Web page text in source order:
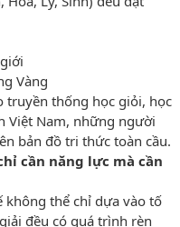
Vàng
truyền thống học giỏi, học
Việt Nam, những người
bản đồ tri thức toàn cầu.
cần năng lực mà cần
không thể chỉ dựa vào tố
đều có quá trình rèn